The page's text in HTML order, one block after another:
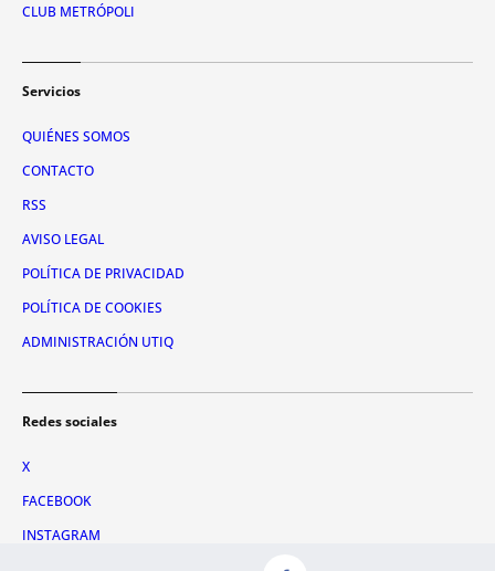
CLUB METRÓPOLI
Servicios
QUIÉNES SOMOS
CONTACTO
RSS
AVISO LEGAL
POLÍTICA DE PRIVACIDAD
POLÍTICA DE COOKIES
ADMINISTRACIÓN UTIQ
Redes sociales
X
FACEBOOK
INSTAGRAM